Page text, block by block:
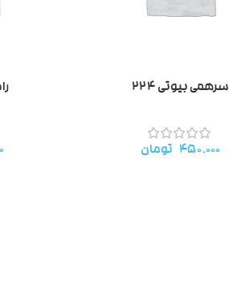
سرهمی بیوتی ۲۲۴
۴۵۰.۰۰۰ تومان